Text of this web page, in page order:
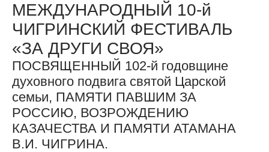
МЕЖДУНАРОДНЫЙ 10-й
ЧИГРИНСКИЙ ФЕСТИВАЛЬ
«ЗА ДРУГИ СВОЯ»
ПОСВЯЩЕННЫЙ 102-й годовщине
духовного подвига святой Царской
семьи, ПАМЯТИ ПАВШИМ ЗА
РОССИЮ, ВОЗРОЖДЕНИЮ
КАЗАЧЕСТВА И ПАМЯТИ АТАМАНА
В.И. ЧИГРИНА.